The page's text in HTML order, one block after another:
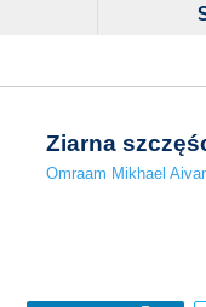
Ziarna
Omraam Mikhael